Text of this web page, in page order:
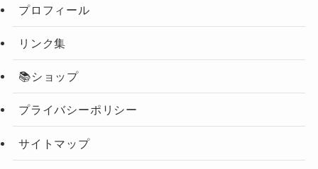
プロフィール
リンク集
📚ショップ
プライバシーポリシー
サイトマップ